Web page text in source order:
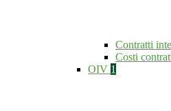
Contratti
Costi
OIV 1